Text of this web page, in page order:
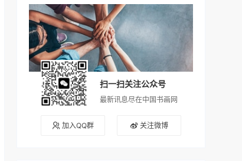
扫一扫关注公众号
最新讯息尽在中国书画网
加入QQ群 关注微博